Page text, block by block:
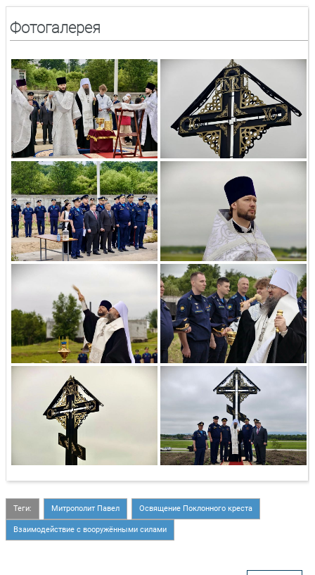
Фотогалерея
Теги: Митрополит Павел Освящение Поклонного креста
Взаимодействие с вооружёнными силами